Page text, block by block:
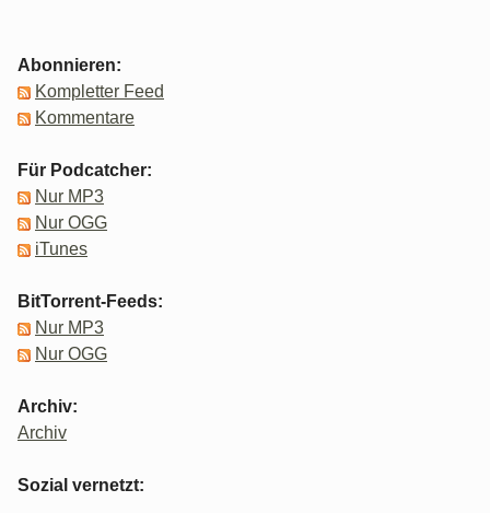
Abonnieren:
Kompletter Feed
Kommentare
Für Podcatcher:
Nur MP3
Nur OGG
iTunes
BitTorrent-Feeds:
Nur MP3
Nur OGG
Archiv:
Archiv
Sozial vernetzt: